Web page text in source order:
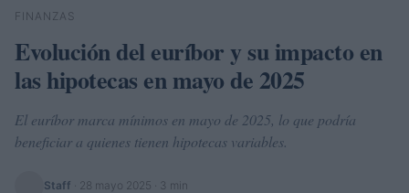
Buscar
FINANZAS
Evolución del euríbor y su impacto en
las hipotecas en mayo de 2025
El euríbor marca mínimos en mayo de 2025, lo que podría
beneficiar a quienes tienen hipotecas variables.
Staff 28 mayo 2025 · 3 min